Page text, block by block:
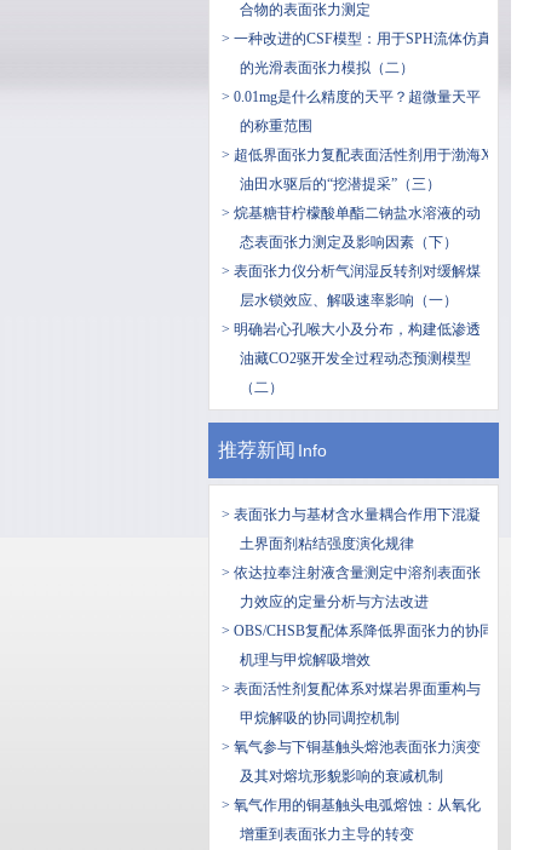
合物的表面张力测定
> 一种改进的CSF模型：用于SPH流体仿真
的光滑表面张力模拟（二）
> 0.01mg是什么精度的天平？超微量天平
的称重范围
> 超低界面张力复配表面活性剂用于渤海X
油田水驱后的“挖潜提采”（三）
> 烷基糖苷柠檬酸单酯二钠盐水溶液的动
态表面张力测定及影响因素（下）
> 表面张力仪分析气润湿反转剂对缓解煤
层水锁效应、解吸速率影响（一）
> 明确岩心孔喉大小及分布，构建低渗透
油藏CO2驱开发全过程动态预测模型
（二）
推荐新闻 Info
> 表面张力与基材含水量耦合作用下混凝
土界面剂粘结强度演化规律
> 依达拉奉注射液含量测定中溶剂表面张
力效应的定量分析与方法改进
> OBS/CHSB复配体系降低界面张力的协同
机理与甲烷解吸增效
> 表面活性剂复配体系对煤岩界面重构与
甲烷解吸的协同调控机制
> 氧气参与下铜基触头熔池表面张力演变
及其对熔坑形貌影响的衰减机制
> 氧气作用的铜基触头电弧熔蚀：从氧化
增重到表面张力主导的转变